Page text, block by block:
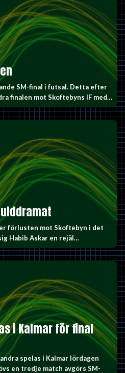
SM-final i futsal. Detta efter
finalen mot Skoftebyns IF med…
förlusten mot Skoftebyn i det
Habib Askar en rejäl…
i Kalmar för final
spelas i Kalmar lördagen
en tredje match avgörs SM-